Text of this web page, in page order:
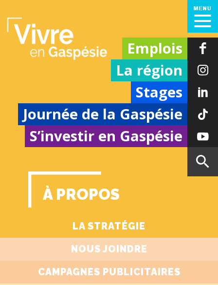
Emplois
La région
Stages
Journée de la Gaspésie
S’investir en Gaspésie
À PROPOS
LA STRATÉGIE
NOUS JOINDRE
CAMPAGNES PUBLICITAIRES